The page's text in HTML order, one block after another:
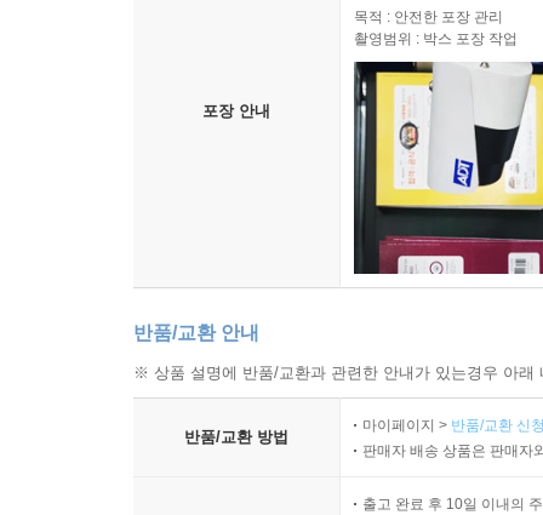
포장 안내
목적 : 안전한 포장 관리
촬영범위 : 박스 포장 작업
반품/교환 안내
※ 상품 설명에 반품/교환과 관련한 안내가 있는경우 아
반품/교환 방법
마이페이지 > 반품/교환 신
판매자 배송 상품은 판매자
출고 완료 후 10일 이내의